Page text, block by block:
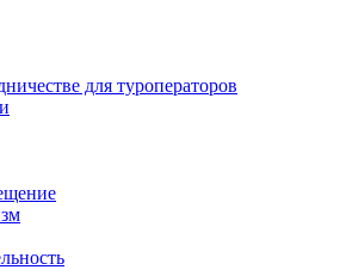
для туроператоров